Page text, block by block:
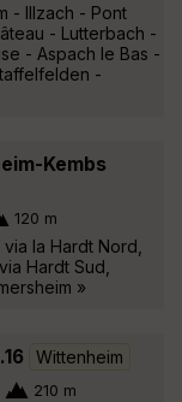
- Illzach - Pont
- Lutterbach -
- Aspach le Bas -
-
Kembs
120 m
la Hardt Nord,
Hardt Sud,
»
Wittenheim
210 m